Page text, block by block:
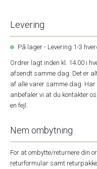
Levering
På lager - Levering 1-3
Ordrer lagt inden kl. 14.00 i
afsendt samme dag. Det er
af alle varer samme dag. Har
anbefaler vi at du kontakter
en fejl.
Nem ombytning
For at ombytte/returnere din
returformular samt